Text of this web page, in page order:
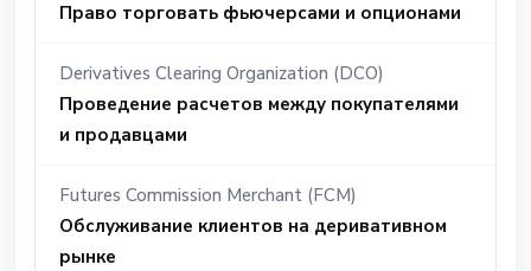
Право торговать фьючерсами и опционами
Derivatives Clearing Organization (DCO)
Проведение расчетов между покупателями
и продавцами
Futures Commission Merchant (FCM)
Обслуживание клиентов на деривативном
рынке